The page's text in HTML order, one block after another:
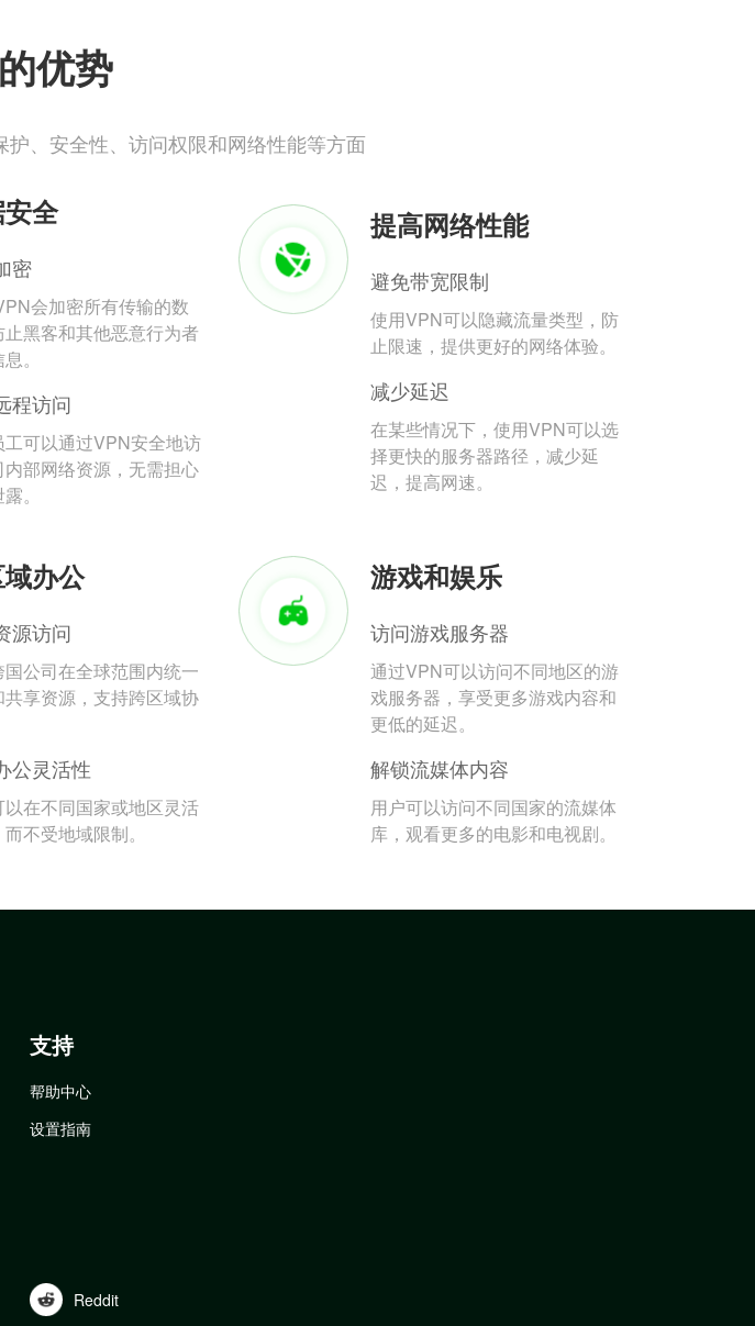
优势
、安全性、访问权限和网络性能等方面
全
密
会加密所有传输的数
止黑客和其他恶意行为者
。
程访问
工可以通过VPN安全地访
内部网络资源，无需担心
。
提高网络性能
避免带宽限制
使用VPN可以隐藏流量类型，防
止限速，提供更好的网络体验。
减少延迟
在某些情况下，使用VPN可以选
择更快的服务器路径，减少延
迟，提高网速。
办公
源访问
国公司在全球范围内统一
共享资源，支持跨区域协
公灵活性
以在不同国家或地区灵活
不受地域限制。
游戏和娱乐
访问游戏服务器
通过VPN可以访问不同地区的游
戏服务器，享受更多游戏内容和
更低的延迟。
解锁流媒体内容
用户可以访问不同国家的流媒体
库，观看更多的电影和电视剧。
支持
帮助中心
设置指南
Reddit